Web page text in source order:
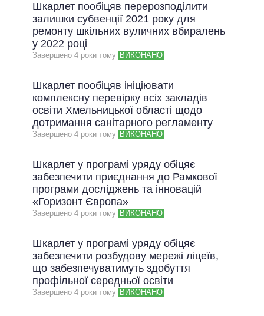
Шкарлет пообіцяв перерозподілити
залишки субвенції 2021 року для
ремонту шкільних вуличних вбиралень
у 2022 році
Завершено 4 роки тому ВИКОНАНО
Шкарлет пообіцяв ініціювати
комплексну перевірку всіх закладів
освіти Хмельницької області щодо
дотримання санітарного регламенту
Завершено 4 роки тому ВИКОНАНО
Шкарлет у програмі уряду обіцяє
забезпечити приєднання до Рамкової
програми досліджень та інновацій
«Горизонт Європа»
Завершено 4 роки тому ВИКОНАНО
Шкарлет у програмі уряду обіцяє
забезпечити розбудову мережі ліцеїв,
що забезпечуватимуть здобуття
профільної середньої освіти
Завершено 4 роки тому ВИКОНАНО